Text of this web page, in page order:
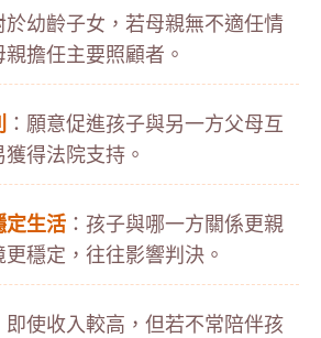
於幼齡子女，若母親無不適任情
擔任主要照顧者。
：願意促進孩子與另一方父母互
得法院支持。
定生活 ：孩子與哪一方關係更親
穩定，往往影響判決。
即使收入較高，但若不常陪伴孩